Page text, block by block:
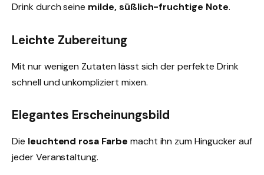
Drink durch seine milde, süßlich-fruchtige Note.
Leichte Zubereitung
Mit nur wenigen Zutaten lässt sich der perfekte Drink
schnell und unkompliziert mixen.
Elegantes Erscheinungsbild
Die leuchtend rosa Farbe macht ihn zum Hingucker auf
jeder Veranstaltung.